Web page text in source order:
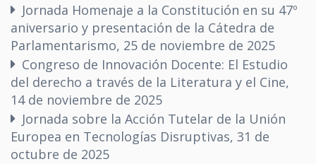
Jornada Homenaje a la Constitución en su 47º
aniversario y presentación de la Cátedra de
Parlamentarismo, 25 de noviembre de 2025
Congreso de Innovación Docente: El Estudio
del derecho a través de la Literatura y el Cine,
14 de noviembre de 2025
Jornada sobre la Acción Tutelar de la Unión
Europea en Tecnologías Disruptivas, 31 de
octubre de 2025